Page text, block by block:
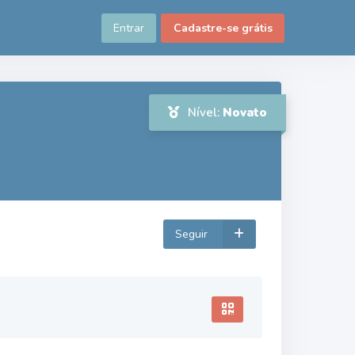
Entrar Cadastre-se grátis
Nível: Novato
Seguir